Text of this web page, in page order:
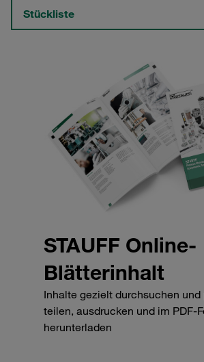
Stückliste
STAUFF Online-
Blätterinhalt
Inhalte gezielt durchsuchen und
teilen, ausdrucken und im PDF-
herunterladen